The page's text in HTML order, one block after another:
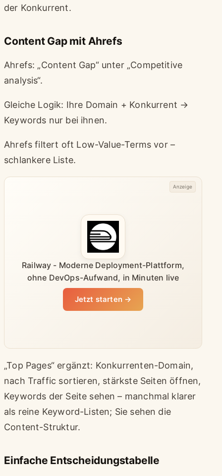
der Konkurrent.
Content Gap mit Ahrefs
Ahrefs: „Content Gap“ unter „Competitive
analysis“.
Gleiche Logik: Ihre Domain + Konkurrent →
Keywords nur bei ihnen.
Ahrefs filtert oft Low-Value-Terms vor –
schlankere Liste.
Railway - Moderne Deployment-Plattform,
ohne DevOps-Aufwand, in Minuten live
Jetzt starten →
Anzeige
„Top Pages“ ergänzt: Konkurrenten-Domain,
nach Traffic sortieren, stärkste Seiten öffnen,
Keywords der Seite sehen – manchmal klarer
als reine Keyword-Listen; Sie sehen die
Content-Struktur.
Einfache Entscheidungstabelle